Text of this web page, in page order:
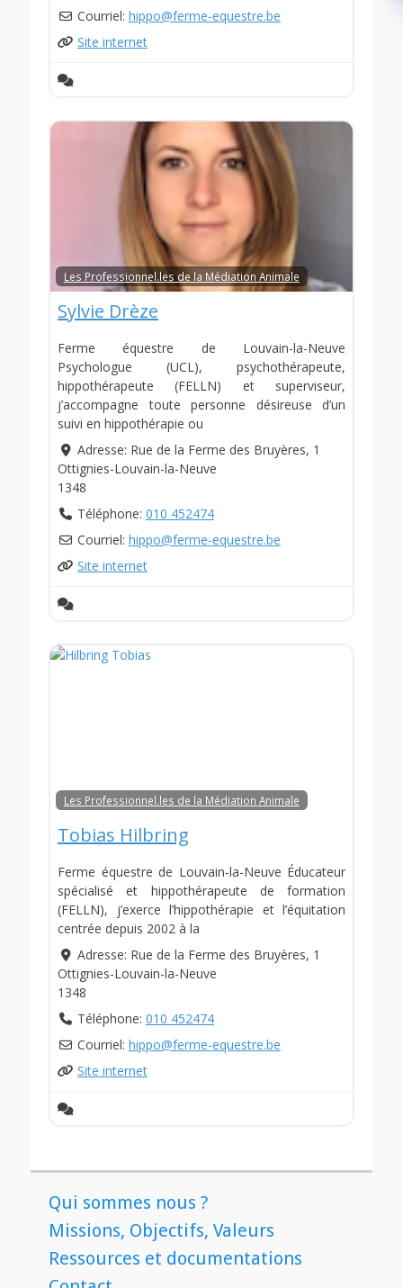
Courriel: hippo@ferme-equestre.be
Site internet
Les Professionnel.les de la Médiation Animale
Sylvie Drèze
Ferme équestre de Louvain-la-Neuve
Psychologue (UCL), psychothérapeute,
hippothérapeute (FELLN) et superviseur,
j’accompagne toute personne désireuse d’un
suivi en hippothérapie ou
Adresse: Rue de la Ferme des Bruyères, 1
Ottignies-Louvain-la-Neuve
1348
Téléphone: 010 452474
Courriel: hippo@ferme-equestre.be
Site internet
Les Professionnel.les de la Médiation Animale
Tobias Hilbring
Ferme équestre de Louvain-la-Neuve Éducateur
spécialisé et hippothérapeute de formation
(FELLN), j’exerce l’hippothérapie et l’équitation
centrée depuis 2002 à la
Adresse: Rue de la Ferme des Bruyères, 1
Ottignies-Louvain-la-Neuve
1348
Téléphone: 010 452474
Courriel: hippo@ferme-equestre.be
Site internet
Qui sommes nous ?
Missions, Objectifs, Valeurs
Ressources et documentations